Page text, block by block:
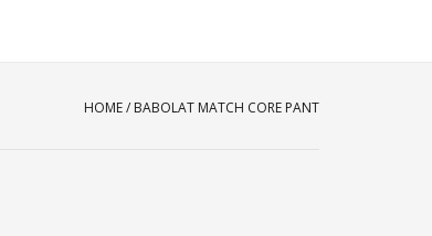
HOME/ BABOLAT MATCH CORE PANT